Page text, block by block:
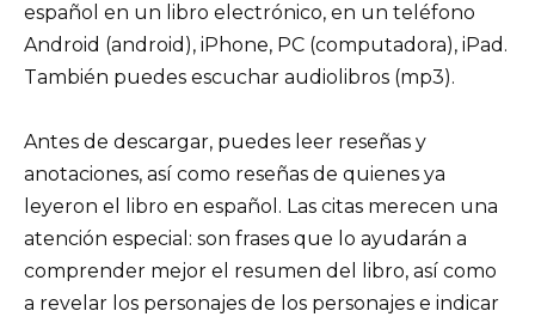
español en un libro electrónico, en un teléfono
Android (android), iPhone, PC (computadora), iPad.
También puedes escuchar audiolibros (mp3).
Antes de descargar, puedes leer reseñas y
anotaciones, así como reseñas de quienes ya
leyeron el libro en español. Las citas merecen una
atención especial: son frases que lo ayudarán a
comprender mejor el resumen del libro, así como
a revelar los personajes de los personajes e indicar